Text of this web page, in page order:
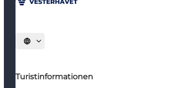
Sprache auswählen
Turistinformationen